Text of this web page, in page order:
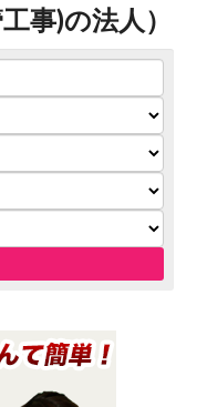
事)の法人）